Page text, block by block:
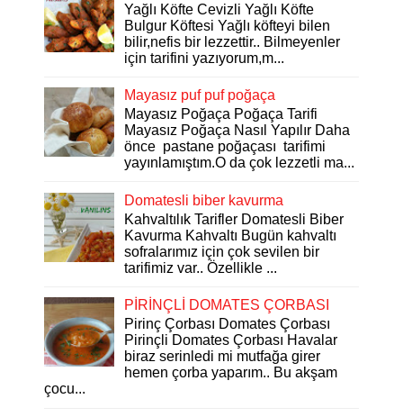
Yağlı Köfte Cevizli Yağlı Köfte
Bulgur Köftesi Yağlı köfteyi bilen
bilir,nefis bir lezzettir.. Bilmeyenler
için tarifini yazıyorum,m...
Mayasız puf puf poğaça
Mayasız Poğaça Poğaça Tarifi
Mayasız Poğaça Nasıl Yapılır Daha
önce pastane poğaçası tarifimi
yayınlamıştım.O da çok lezzetli ma...
Domatesli biber kavurma
Kahvaltılık Tarifler Domatesli Biber
Kavurma Kahvaltı Bugün kahvaltı
sofralarımız için çok sevilen bir
tarifimiz var.. Özellikle ...
PİRİNÇLİ DOMATES ÇORBASI
Pirinç Çorbası Domates Çorbası
Pirinçli Domates Çorbası Havalar
biraz serinledi mi mutfağa girer
hemen çorba yaparım.. Bu akşam
çocu...